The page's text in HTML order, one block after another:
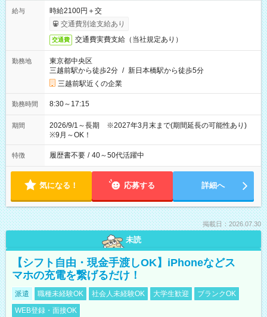
給与
時給2100円＋交
交通費別途支給あり
交通費 交通費実費支給（当社規定あり）
勤務地
東京都中央区
三越前駅から徒歩2分 / 新日本橋駅から徒歩5分
三越前駅近くの企業
勤務時間 8:30～17:15
期間
2026/9/1～長期 ※2027年3月末まで(期間延長の可能性あり)
※9月～OK！
特徴 履歴書不要 / 40～50代活躍中
気になる！ 応募する 詳細へ
掲載日：2026.07.30
未読
【シフト自由・現金手渡しOK】iPhoneなどス
マホの充電を繋げるだけ！
派遣 職種未経験OK 社会人未経験OK 大学生歓迎
ブランクOK
WEB登録・面接OK